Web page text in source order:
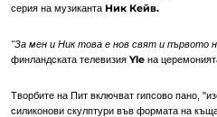
серия на музиканта Ник Кейв.
"За мен и Ник това е нов свят и първото
финландската телевизия Yle на
Творбите на Пит включват гипсово пано,
силиконови скулптури във формата на